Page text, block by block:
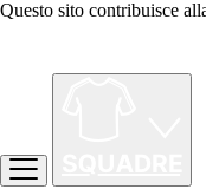
Questo sito contribuisce